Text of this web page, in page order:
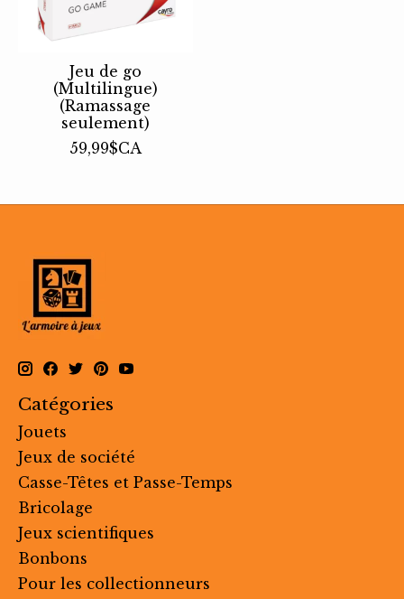
Jeu de go
(Multilingue)
(Ramassage
seulement)
59,99$CA
Catégories
Jouets
Jeux de société
Casse-Têtes et Passe-Temps
Bricolage
Jeux scientifiques
Bonbons
Pour les collectionneurs